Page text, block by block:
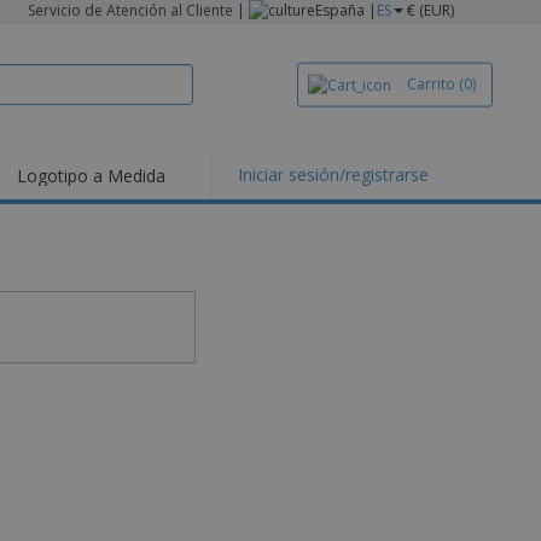
Servicio de Atención al Cliente | España | ES € (EUR)
Carrito (0)
Logotipo a Medida Iniciar sesión/registrarse